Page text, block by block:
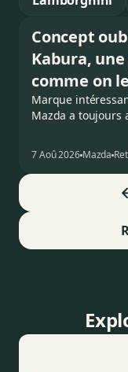
Concept
Kabura,
comme on
Marque
Mazda a toujours
au salon de
de la plus belle
7 Aoû 2026Mazda